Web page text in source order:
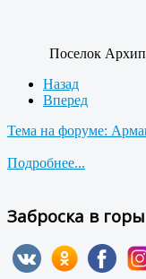
Поселок
Назад
Вперед
Тема на форуме:
Подробнее...
Заброска в